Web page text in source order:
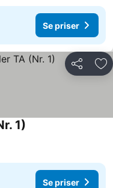
Se priser
Dela
1)
Se priser